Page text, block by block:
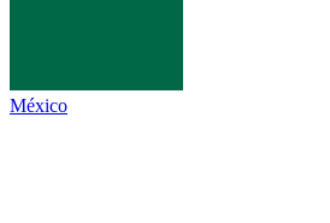
México